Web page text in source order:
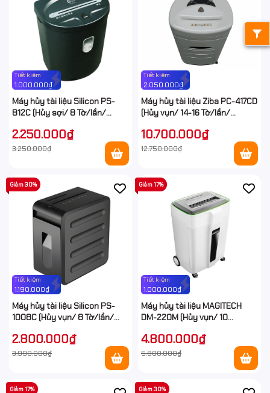
Tiết kiệm
1.000.000₫
Máy hủy tài liệu Silicon PS-
812C (Hủy sợi/ 8 Tờ/lần/
2.250.000₫
3.250.000₫
Tiết kiệm
2.050.000₫
Máy hủy tài liệu Ziba PC-417CD
(Hủy vụn/ 14-16 Tờ/lần/
10.700.000₫
12.750.000₫
Tiết kiệm
1.190.000₫
Giảm 30%
Máy hủy tài liệu Silicon PS-
1008C (Hủy vụn/ 8 Tờ/lần/
2.800.000₫
3.990.000₫
Tiết kiệm
1.000.000₫
Giảm 17%
Máy hủy tài liệu MAGITECH
DM-220M (Hủy vụn/ 10
4.800.000₫
5.800.000₫
Giảm 17% Giảm 30%